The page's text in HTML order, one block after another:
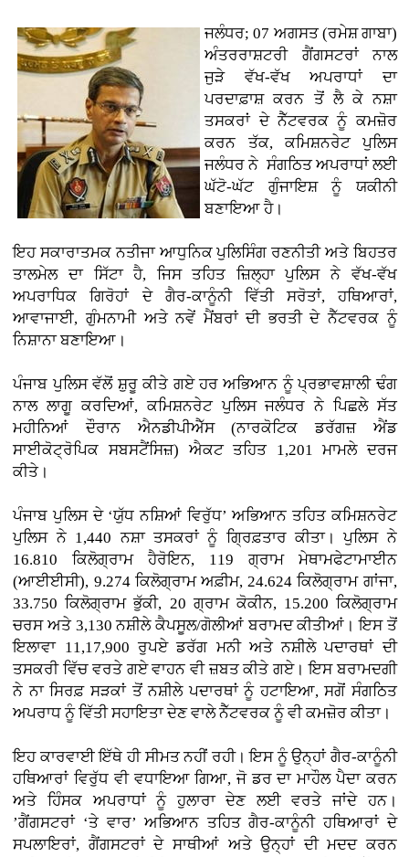
ਜਲੰਧਰ; 07 ਅਗਸਤ (ਰਮੇਸ਼ ਗਾਬਾ)
ਅੰਤਰਰਾਸ਼ਟਰੀ ਗੈਂਗਸਟਰਾਂ ਨਾਲ
ਜੁੜੇ ਵੱਖ-ਵੱਖ ਅਪਰਾਧਾਂ ਦਾ
ਪਰਦਾਫ਼ਾਸ਼ ਕਰਨ ਤੋਂ ਲੈ ਕੇ ਨਸ਼ਾ
ਤਸਕਰਾਂ ਦੇ ਨੈੱਟਵਰਕ ਨੂੰ ਕਮਜ਼ੋਰ
ਕਰਨ ਤੱਕ, ਕਮਿਸ਼ਨਰੇਟ ਪੁਲਿਸ
ਜਲੰਧਰ ਨੇ ਸੰਗਠਿਤ ਅਪਰਾਧਾਂ ਲਈ
ਘੱਟੋ-ਘੱਟ ਗੁੰਜਾਇਸ਼ ਨੂੰ ਯਕੀਨੀ
ਬਣਾਇਆ ਹੈ।
ਇਹ ਸਕਾਰਾਤਮਕ ਨਤੀਜਾ ਆਧੁਨਿਕ ਪੁਲਿਸਿੰਗ ਰਣਨੀਤੀ ਅਤੇ ਬਿਹਤਰ
ਤਾਲਮੇਲ ਦਾ ਸਿੱਟਾ ਹੈ, ਜਿਸ ਤਹਿਤ ਜ਼ਿਲ੍ਹਾ ਪੁਲਿਸ ਨੇ ਵੱਖ-ਵੱਖ
ਅਪਰਾਧਿਕ ਗਿਰੋਹਾਂ ਦੇ ਗੈਰ-ਕਾਨੂੰਨੀ ਵਿੱਤੀ ਸਰੋਤਾਂ, ਹਥਿਆਰਾਂ,
ਆਵਾਜਾਈ, ਗੁੰਮਨਾਮੀ ਅਤੇ ਨਵੇਂ ਮੈਂਬਰਾਂ ਦੀ ਭਰਤੀ ਦੇ ਨੈੱਟਵਰਕ ਨੂੰ
ਨਿਸ਼ਾਨਾ ਬਣਾਇਆ।
ਪੰਜਾਬ ਪੁਲਿਸ ਵੱਲੋਂ ਸ਼ੁਰੂ ਕੀਤੇ ਗਏ ਹਰ ਅਭਿਆਨ ਨੂੰ ਪ੍ਰਭਾਵਸ਼ਾਲੀ ਢੰਗ
ਨਾਲ ਲਾਗੂ ਕਰਦਿਆਂ, ਕਮਿਸ਼ਨਰੇਟ ਪੁਲਿਸ ਜਲੰਧਰ ਨੇ ਪਿਛਲੇ ਸੱਤ
ਮਹੀਨਿਆਂ ਦੌਰਾਨ ਐਨਡੀਪੀਐੱਸ (ਨਾਰਕੋਟਿਕ ਡਰੱਗਜ਼ ਐਂਡ
ਸਾਈਕੋਟ੍ਰੋਪਿਕ ਸਬਸਟੈਂਸਿਜ਼) ਐਕਟ ਤਹਿਤ 1,201 ਮਾਮਲੇ ਦਰਜ
ਕੀਤੇ।
ਪੰਜਾਬ ਪੁਲਿਸ ਦੇ ‘ਯੁੱਧ ਨਸ਼ਿਆਂ ਵਿਰੁੱਧ’ ਅਭਿਆਨ ਤਹਿਤ ਕਮਿਸ਼ਨਰੇਟ
ਪੁਲਿਸ ਨੇ 1,440 ਨਸ਼ਾ ਤਸਕਰਾਂ ਨੂੰ ਗ੍ਰਿਫ਼ਤਾਰ ਕੀਤਾ। ਪੁਲਿਸ ਨੇ
16.810 ਕਿਲੋਗ੍ਰਾਮ ਹੈਰੋਇਨ, 119 ਗ੍ਰਾਮ ਮੇਥਾਮਫੇਟਾਮਾਈਨ
(ਆਈਈਸੀ), 9.274 ਕਿਲੋਗ੍ਰਾਮ ਅਫ਼ੀਮ, 24.624 ਕਿਲੋਗ੍ਰਾਮ ਗਾਂਜਾ,
33.750 ਕਿਲੋਗ੍ਰਾਮ ਭੁੱਕੀ, 20 ਗ੍ਰਾਮ ਕੋਕੀਨ, 15.200 ਕਿਲੋਗ੍ਰਾਮ
ਚਰਸ ਅਤੇ 3,130 ਨਸ਼ੀਲੇ ਕੈਪਸੂਲ/ਗੋਲੀਆਂ ਬਰਾਮਦ ਕੀਤੀਆਂ। ਇਸ ਤੋਂ
ਇਲਾਵਾ 11,17,900 ਰੁਪਏ ਡਰੱਗ ਮਨੀ ਅਤੇ ਨਸ਼ੀਲੇ ਪਦਾਰਥਾਂ ਦੀ
ਤਸਕਰੀ ਵਿੱਚ ਵਰਤੇ ਗਏ ਵਾਹਨ ਵੀ ਜ਼ਬਤ ਕੀਤੇ ਗਏ। ਇਸ ਬਰਾਮਦਗੀ
ਨੇ ਨਾ ਸਿਰਫ਼ ਸੜਕਾਂ ਤੋਂ ਨਸ਼ੀਲੇ ਪਦਾਰਥਾਂ ਨੂੰ ਹਟਾਇਆ, ਸਗੋਂ ਸੰਗਠਿਤ
ਅਪਰਾਧ ਨੂੰ ਵਿੱਤੀ ਸਹਾਇਤਾ ਦੇਣ ਵਾਲੇ ਨੈੱਟਵਰਕ ਨੂੰ ਵੀ ਕਮਜ਼ੋਰ ਕੀਤਾ।
ਇਹ ਕਾਰਵਾਈ ਇੱਥੇ ਹੀ ਸੀਮਤ ਨਹੀਂ ਰਹੀ। ਇਸ ਨੂੰ ਉਨ੍ਹਾਂ ਗੈਰ-ਕਾਨੂੰਨੀ
ਹਥਿਆਰਾਂ ਵਿਰੁੱਧ ਵੀ ਵਧਾਇਆ ਗਿਆ, ਜੋ ਡਰ ਦਾ ਮਾਹੌਲ ਪੈਦਾ ਕਰਨ
ਅਤੇ ਹਿੰਸਕ ਅਪਰਾਧਾਂ ਨੂੰ ਹੁਲਾਰਾ ਦੇਣ ਲਈ ਵਰਤੇ ਜਾਂਦੇ ਹਨ।
’ਗੈਂਗਸਟਰਾਂ ‘ਤੇ ਵਾਰ’ ਅਭਿਆਨ ਤਹਿਤ ਗੈਰ-ਕਾਨੂੰਨੀ ਹਥਿਆਰਾਂ ਦੇ
ਸਪਲਾਇਰਾਂ, ਗੈਂਗਸਟਰਾਂ ਦੇ ਸਾਥੀਆਂ ਅਤੇ ਉਨ੍ਹਾਂ ਦੀ ਮਦਦ ਕਰਨ